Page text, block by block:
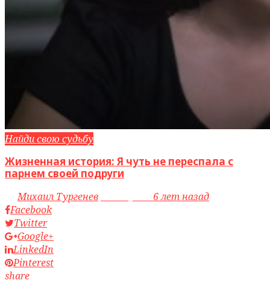
Найди свою судьбу
Жизненная история: Я чуть не переспала с
парнем своей подруги
byМихаил Тургенев
6 лет назад
Facebook
Twitter
Google+
LinkedIn
Pinterest
share